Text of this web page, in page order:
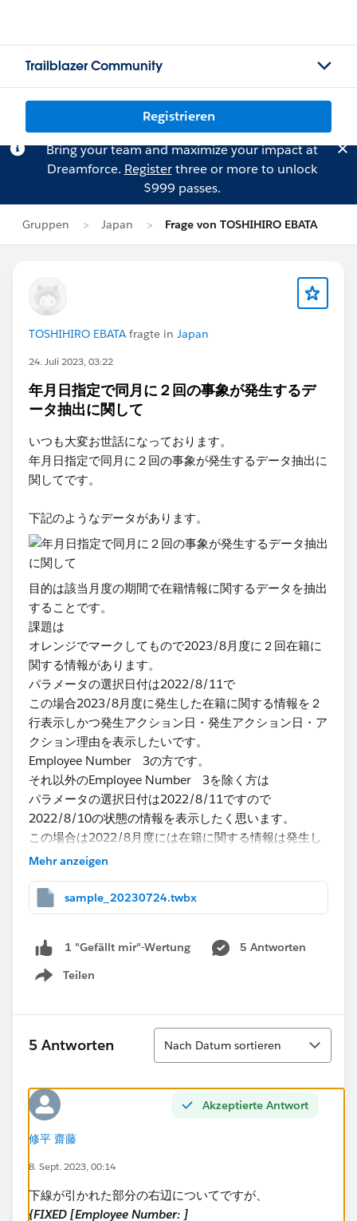
Trailblazer Community
Registrieren
Bring your team and maximize your impact at
Dreamforce. Registerthree or more to unlock
$999 passes.
Gruppen Japan Frage von TOSHIHIRO EBATA
TOSHIHIRO EBATA fragte in Japan
24. Juli 2023, 03:22
年月日指定で同月に２回の事象が発生するデ
ータ抽出に関して
いつも大変お世話になっております。
年月日指定で同月に２回の事象が発生するデータ抽出に
関してです。
下記のようなデータがあります。
目的は該当月度の期間で在籍情報に関するデータを抽出
することです。
課題は
オレンジでマークしてもので2023/8月度に２回在籍に
関する情報があります。
パラメータの選択日付は2022/8/11で
この場合2023/8月度に発生した在籍に関する情報を２
行表示しかつ発生アクション日・発生アクション日・ア
クション理由を表示したいです。
Employee Number 3の方です。
それ以外のEmployee Number 3を除く方は
パラメータの選択日付は2022/8/11ですので
2022/8/10の状態の情報を表示したく思います。
この場合は2022/8月度には在籍に関する情報は発生し
ていないので
しては非表示にする。
せ、もし2022/8に在籍に関する情報があれば全て表示
したく思います。
2022/12/08が選択日付の場合は赤下線の情報を表示し
たいです。
Mehr anzeigen
sample_20230724.twbx
1 "Gefällt mir"-Wertung
5 Antworten
Teilen
Show menu
5 Antworten
Sortieren
Nach Datum sortieren
Akzeptierte Antwort
修平 齋藤
8. Sept. 2023, 00:14
下線が引かれた部分の右辺についてですが、
{FIXED [Employee Number: ]